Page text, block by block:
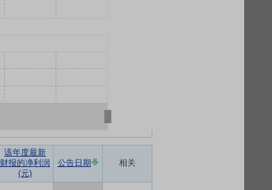
该年度最新
财报的净利润
(元)
公告日期 相关